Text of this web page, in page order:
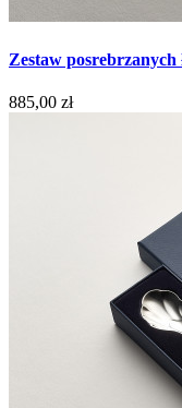
Zestaw posrebrzanych
885,00 zł